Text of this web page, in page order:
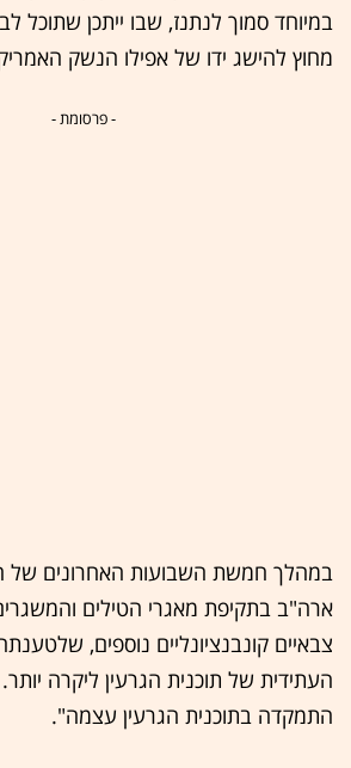
במיוחד סמוך לנתנז, שבו ייתכן שתוכל
מחוץ להישג ידו של אפילו הנשק
- פרסומת -
במהלך חמשת השבועות האחרונים
ארה"ב בתקיפת מאגרי הטילים
צבאיים קונבנציונליים נוספים,
העתידית של תוכנית הגרעין ליקרה
התמקדה בתוכנית הגרעין עצמה".